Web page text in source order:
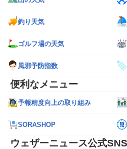
釣り天気
ゴルフ場の天気
風邪予防指数
便利なメニュー
予報精度向上の取り組み
SORASHOP
ウェザーニュース公式SNS